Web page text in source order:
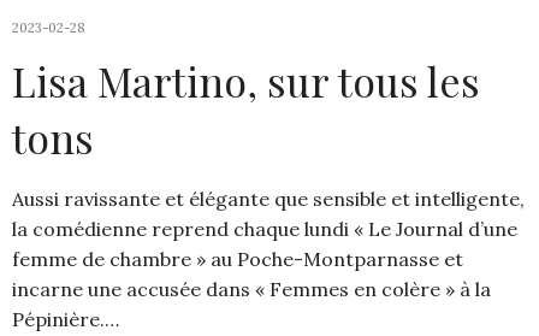
2023-02-28
Lisa Martino, sur tous les
tons
Aussi ravissante et élégante que sensible et intelligente,
la comédienne reprend chaque lundi « Le Journal d’une
femme de chambre » au Poche-Montparnasse et
incarne une accusée dans « Femmes en colère » à la
Pépinière.…